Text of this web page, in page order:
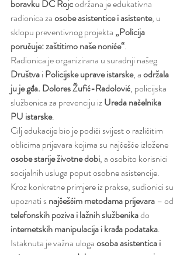
boravku DC Rojc održana je edukativna
radionica za osobe asistentice i asistente, u
sklopu preventivnog projekta „Policija
poručuje: zaštitimo naše noniće“.
Radionica je organizirana u suradnji našeg
Društva i Policijske uprave istarske, a održala
ju je gđa. Dolores Žufić-Radolović, policijska
službenica za prevenciju iz Ureda načelnika
PU istarske.
Cilj edukacije bio je podići svijest o različitim
oblicima prijevara kojima su najčešće izložene
osobe starije životne dobi, a osobito korisnici
socijalnih usluga poput osobne asistencije.
Kroz konkretne primjere iz prakse, sudionici su
upoznati s najčešćim metodama prijevara – od
telefonskih poziva i lažnih službenika do
internetskih manipulacija i krađa podataka.
Istaknuta je važna uloga osoba asistentica i